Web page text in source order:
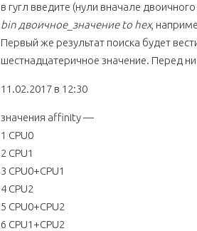
в гугл введите (нули вначале
bin двоичное_значение to hex,
Первый же результат поиска будет
шестнадцатеричное значение. Перед
11.02.2017 в 12:30
значения affinity —
1 CPU0
2 CPU1
3 CPU0+CPU1
4 CPU2
5 CPU0+CPU2
6 CPU1+CPU2